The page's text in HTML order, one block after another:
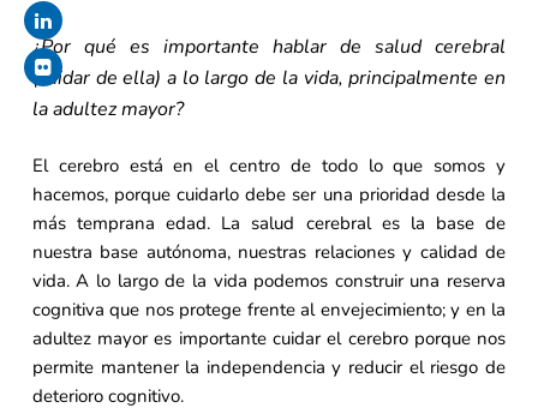
¿Por qué es importante hablar de salud cerebral
(cuidar de ella) a lo largo de la vida, principalmente en
la adultez mayor?
El cerebro está en el centro de todo lo que somos y
hacemos, porque cuidarlo debe ser una prioridad desde la
más temprana edad. La salud cerebral es la base de
nuestra base autónoma, nuestras relaciones y calidad de
vida. A lo largo de la vida podemos construir una reserva
cognitiva que nos protege frente al envejecimiento; y en la
adultez mayor es importante cuidar el cerebro porque nos
permite mantener la independencia y reducir el riesgo de
deterioro cognitivo.